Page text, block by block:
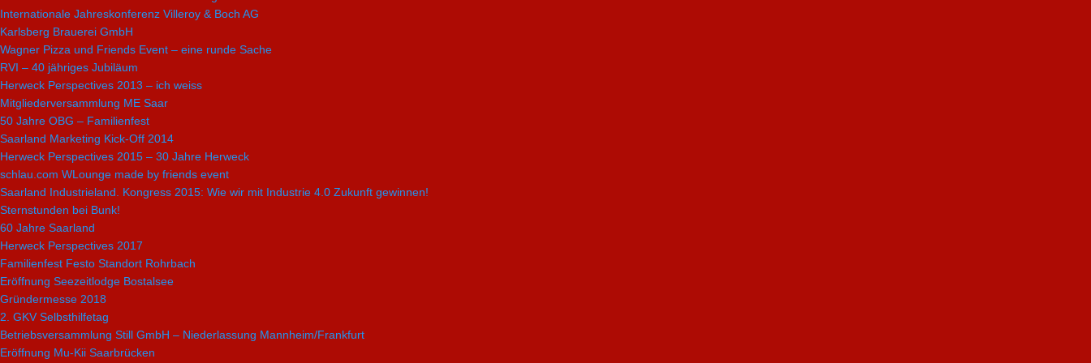
Internationale Jahreskonferenz Villeroy & Boch AG
Karlsberg Brauerei GmbH
Wagner Pizza und Friends Event – eine runde Sache
RVI – 40 jähriges Jubiläum
Herweck Perspectives 2013 – ich weiss
Mitgliederversammlung ME Saar
50 Jahre OBG – Familienfest
Saarland Marketing Kick-Off 2014
Herweck Perspectives 2015 – 30 Jahre Herweck
schlau.com WLounge made by friends event
Saarland Industrieland. Kongress 2015: Wie wir mit Industrie 4.0 Zukunft gewinnen!
Sternstunden bei Bunk!
60 Jahre Saarland
Herweck Perspectives 2017
Familienfest Festo Standort Rohrbach
Eröffnung Seezeitlodge Bostalsee
Gründermesse 2018
2. GKV Selbsthilfetag
Betriebsversammlung Still GmbH – Niederlassung Mannheim/Frankfurt
Eröffnung Mu-Kii Saarbrücken